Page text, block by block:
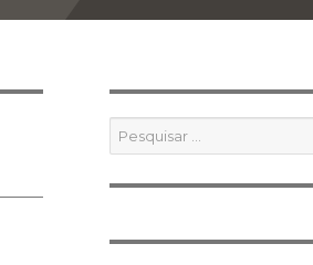
Pesquisar
por: